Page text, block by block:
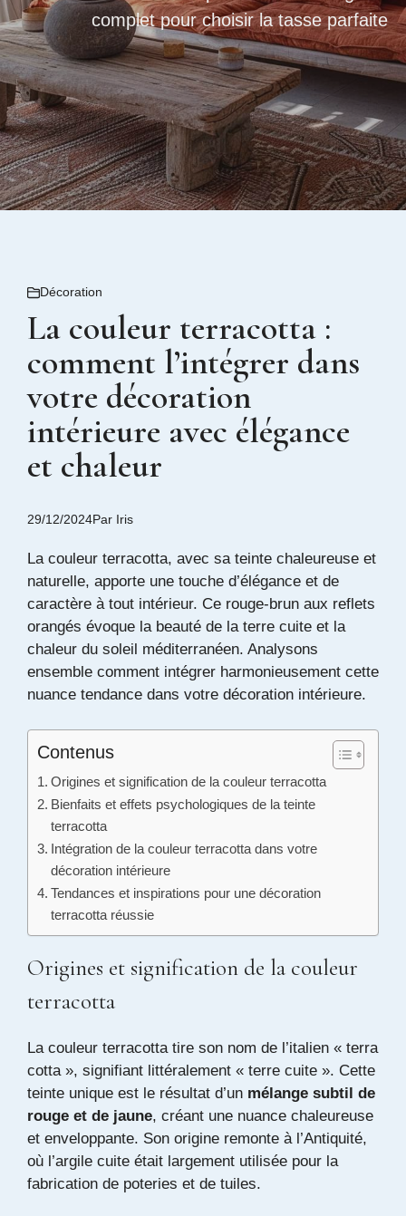
complet pour choisir la tasse parfaite
Décoration
La couleur terracotta :
comment l’intégrer dans
votre décoration
intérieure avec élégance
et chaleur
29/12/2024Par Iris
La couleur terracotta, avec sa teinte chaleureuse et
naturelle, apporte une touche d’élégance et de
caractère à tout intérieur. Ce rouge-brun aux reflets
orangés évoque la beauté de la terre cuite et la
chaleur du soleil méditerranéen. Analysons
ensemble comment intégrer harmonieusement cette
nuance tendance dans votre décoration intérieure.
Contenus
Origines et signification de la couleur terracotta
Bienfaits et effets psychologiques de la teinte
terracotta
Intégration de la couleur terracotta dans votre
décoration intérieure
Tendances et inspirations pour une décoration
terracotta réussie
Origines et signification de la couleur
terracotta
La couleur terracotta tire son nom de l’italien « terra
cotta », signifiant littéralement « terre cuite ». Cette
teinte unique est le résultat d’un mélange subtil de
rouge et de jaune, créant une nuance chaleureuse
et enveloppante. Son origine remonte à l’Antiquité,
où l’argile cuite était largement utilisée pour la
fabrication de poteries et de tuiles.